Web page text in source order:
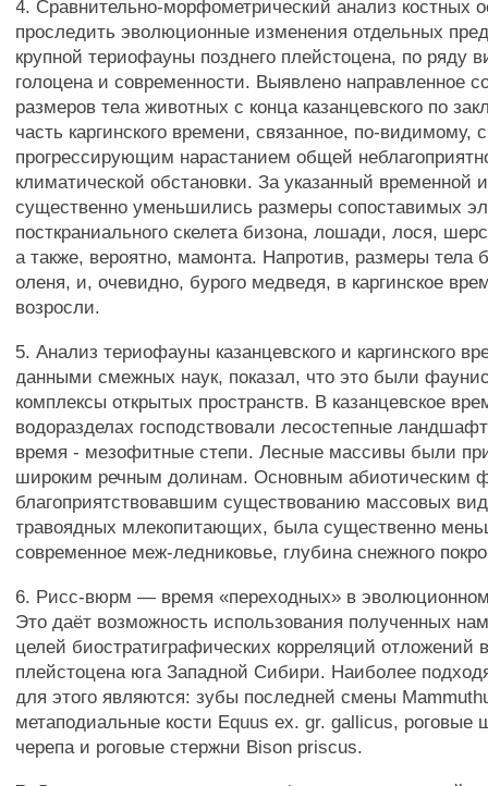
4. Сравнительно-морфометрический анализ костных
проследить эволюционные изменения отдельных
крупной териофауны позднего плейстоцена, по ряду
голоцена и современности. Выявлено направленное
размеров тела животных с конца казанцевского по
часть каргинского времени, связанное, по-видимому, с
прогрессирующим нарастанием общей
климатической обстановки. За указанный временной
существенно уменьшились размеры сопоставимых
посткраниального скелета бизона, лошади, лося,
а также, вероятно, мамонта. Напротив, размеры тела
оленя, и, очевидно, бурого медведя, в каргинское
возросли.
5. Анализ териофауны казанцевского и каргинского
данными смежных наук, показал, что это были
комплексы открытых пространств. В казанцевское
водоразделах господствовали лесостепные
время - мезофитные степи. Лесные массивы были
широким речным долинам. Основным абиотическим
благоприятствовавшим существованию массовых
травоядных млекопитающих, была существенно
современное меж-ледниковье, глубина снежного
6. Рисс-вюрм — время «переходных» в
Это даёт возможность использования полученных
целей биостратиграфических корреляций отложений
плейстоцена юга Западной Сибири. Наиболее
для этого являются: зубы последней смены
метаподиальные кости Equus ex. gr. gallicus, роговые
черепа и роговые стержни Bison priscus.